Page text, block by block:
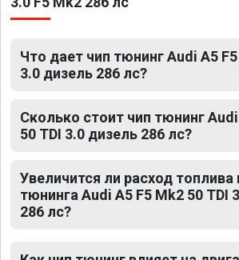
Что дает чип тюнинг Audi A5
3.0 дизель 286 лс?
Сколько стоит чип тюнинг
50 TDI 3.0 дизель 286 лс?
Увеличится ли расход топлива
тюнинга Audi A5 F5 Mk2 50 TDI
286 лс?